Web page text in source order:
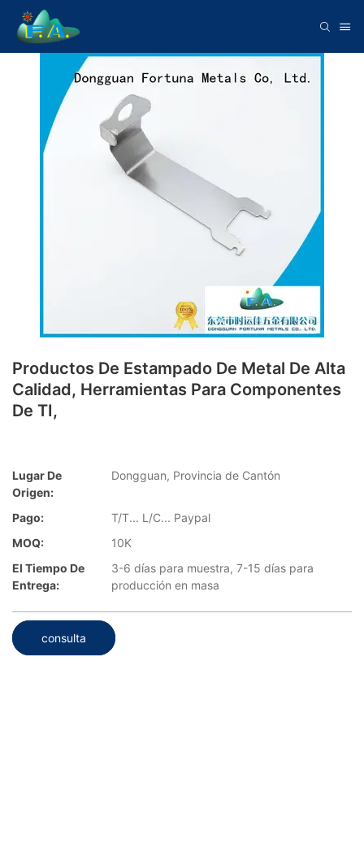
Productos De Estampado De Metal De Alta
Calidad, Herramientas Para Componentes
De TI,
Lugar De
Origen:
Dongguan, Provincia de Cantón
Pago:
T/T... L/C... Paypal
MOQ:
10K
El Tiempo De
Entrega:
3-6 días para muestra, 7-15 días para
producción en masa
consulta